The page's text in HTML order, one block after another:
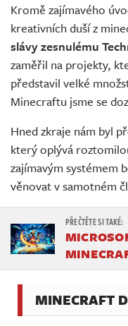
Kromě zajímavého
kreativních duší z
slávy zesnulému
zaměřil na projekty,
představil velké
Minecraftu jsme se
Hned zkraje nám byl
který oplývá
zajímavým systémem
věnovat v samotném
MINECRAFT